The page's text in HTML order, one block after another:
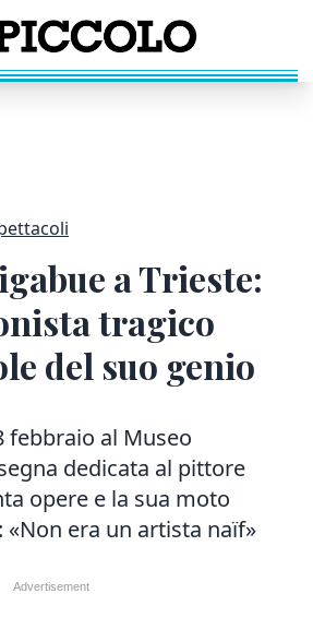
a Trieste:
tragico
del suo genio
febbraio al Museo
dedicata al pittore
opere e la sua moto
«Non era un artista naïf»